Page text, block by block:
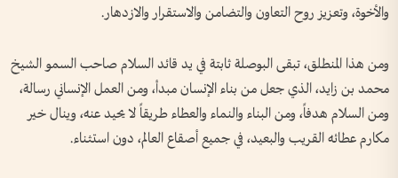
والأخوة، وتعزيز روح التعاون والتضامن والاستقرار والازدهار.
ومن هذا المنطلق، تبقى البوصلة ثابتة في يد قائد السلام صاحب السمو الشيخ
محمد بن زايد، الذي جعل من بناء الإنسان مبدأ، ومن العمل الإنساني رسالة،
ومن السلام هدفاً، ومن البناء والنماء والعطاء طريقاً لا يحيد عنه، وينال خير
مكارم عطائه القريب والبعيد، في جميع أصقاع العالم، دون استثناء.